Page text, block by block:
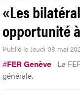
«Les
opportunité
Publié le Jeudi 08 mai
#FER Genève La
générale.